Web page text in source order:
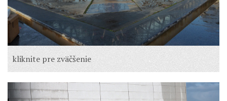
kliknite pre zväčšenie